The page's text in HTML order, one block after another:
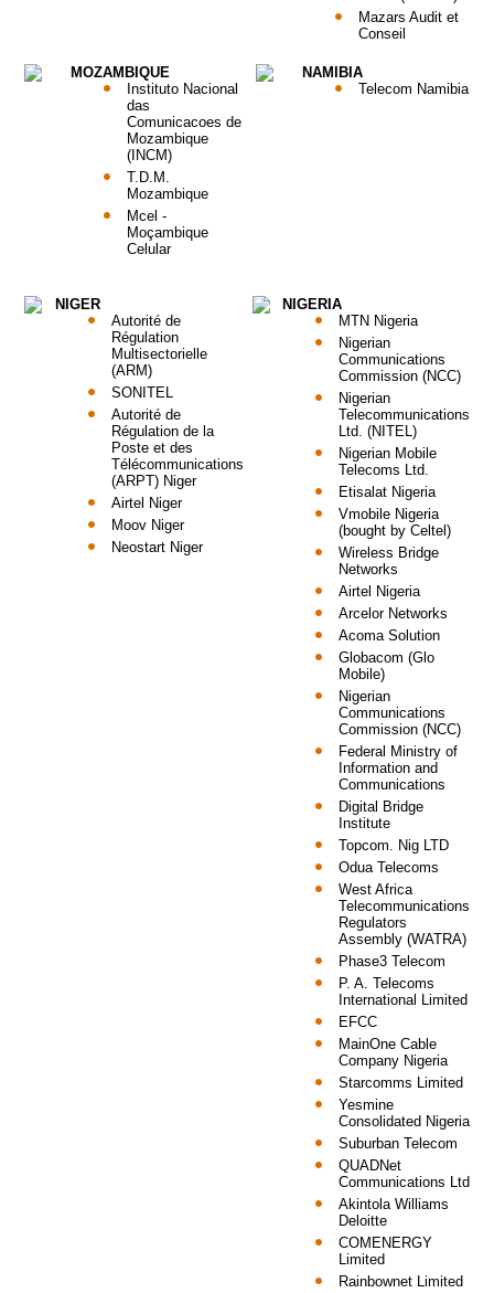
Mazars Audit et
Conseil
MOZAMBIQUE
Instituto Nacional
das
Comunicacoes de
Mozambique
(INCM)
T.D.M.
Mozambique
Mcel -
Moçambique
Celular
NAMIBIA
Telecom Namibia
NIGER
Autorité de
Régulation
Multisectorielle
(ARM)
SONITEL
Autorité de
Régulation de la
Poste et des
Télécommunications
(ARPT) Niger
Airtel Niger
Moov Niger
Neostart Niger
NIGERIA
MTN Nigeria
Nigerian
Communications
Commission (NCC)
Nigerian
Telecommunications
Ltd. (NITEL)
Nigerian Mobile
Telecoms Ltd.
Etisalat Nigeria
Vmobile Nigeria
(bought by Celtel)
Wireless Bridge
Networks
Airtel Nigeria
Arcelor Networks
Acoma Solution
Globacom (Glo
Mobile)
Nigerian
Communications
Commission (NCC)
Federal Ministry of
Information and
Communications
Digital Bridge
Institute
Topcom. Nig LTD
Odua Telecoms
West Africa
Telecommunications
Regulators
Assembly (WATRA)
Phase3 Telecom
P. A. Telecoms
International Limited
EFCC
MainOne Cable
Company Nigeria
Starcomms Limited
Yesmine
Consolidated Nigeria
Suburban Telecom
QUADNet
Communications Ltd
Akintola Williams
Deloitte
COMENERGY
Limited
Rainbownet Limited